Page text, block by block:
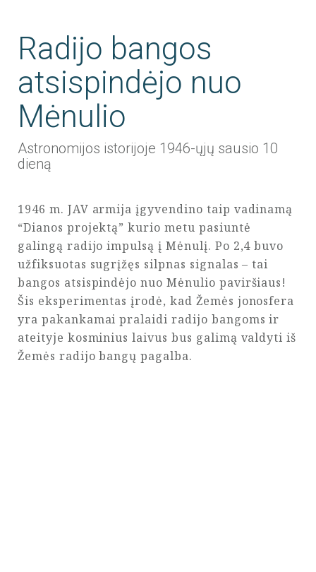
Radijo bangos
atsispindėjo nuo
Mėnulio
Astronomijos istorijoje 1946-ųjų sausio 10
dieną
1946 m. JAV armija įgyvendino taip vadinamą
“Dianos projektą” kurio metu pasiuntė
galingą radijo impulsą į Mėnulį. Po 2,4 buvo
užfiksuotas sugrįžęs silpnas signalas – tai
bangos atsispindėjo nuo Mėnulio paviršiaus!
Šis eksperimentas įrodė, kad Žemės jonosfera
yra pakankamai pralaidi radijo bangoms ir
ateityje kosminius laivus bus galimą valdyti iš
Žemės radijo bangų pagalba.